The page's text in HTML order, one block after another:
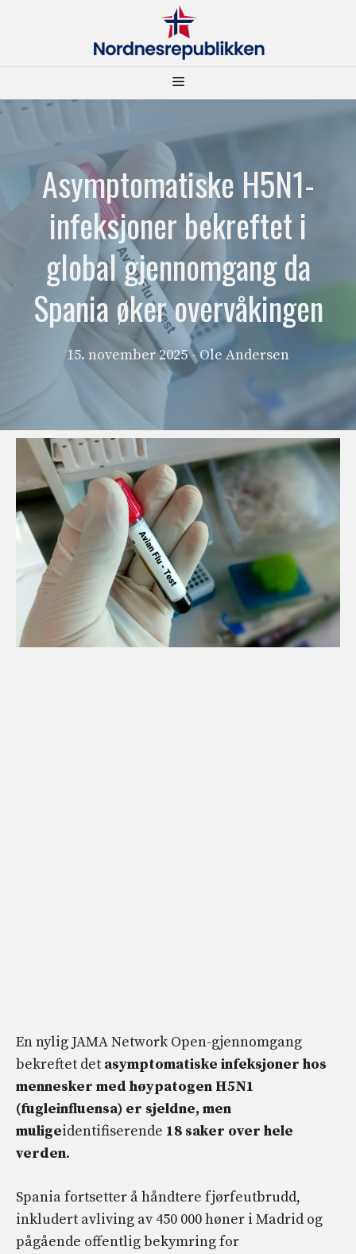
Meny
Asymptomatiske H5N1-
infeksjoner bekreftet i
global gjennomgang da
Spania øker overvåkingen
15. november 2025 - Ole Andersen
En nylig JAMA Network Open-gjennomgang
bekreftet det asymptomatiske infeksjoner hos
mennesker med høypatogen H5N1
(fugleinfluensa) er sjeldne, men
muligeidentifiserende 18 saker over hele
verden.
Spania fortsetter å håndtere fjørfeutbrudd,
inkludert avliving av 450 000 høner i Madrid og
pågående offentlig bekymring for